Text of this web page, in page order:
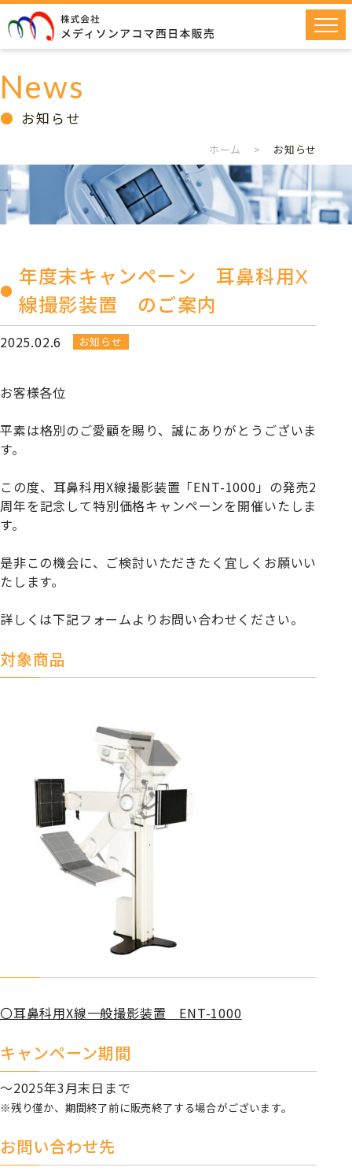
News
お知らせ
ホーム > お知らせ
年度末キャンペーン 耳鼻科用X
線撮影装置 のご案内
2025.02.6 お知らせ
お客様各位
平素は格別のご愛顧を賜り、誠にありがとうございま
す。
この度、耳鼻科用X線撮影装置「ENT-1000」の発売2
周年を記念して特別価格キャンペーンを開催いたしま
す。
是非この機会に、ご検討いただきたく宜しくお願いい
たします。
詳しくは下記フォームよりお問い合わせください。
対象商品
〇耳鼻科用X線一般撮影装置 ENT-1000
キャンペーン期間
～2025年3月末日まで
※残り僅か、期間終了前に販売終了する場合がございます。
お問い合わせ先